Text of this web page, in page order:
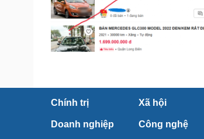
Chính trị Xã hội
Doanh nghiệp Công nghệ